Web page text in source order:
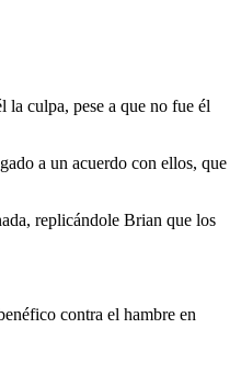
culpa, pese a que no fue él
a un acuerdo con ellos, que
replicándole Brian que los
contra el hambre en